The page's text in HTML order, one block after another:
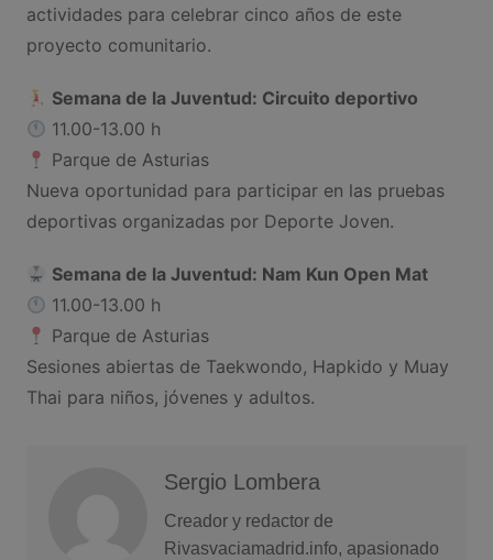
actividades para celebrar cinco años de este
proyecto comunitario.
Semana de la Juventud: Circuito deportivo
11.00-13.00 h
Parque de Asturias
Nueva oportunidad para participar en las pruebas
deportivas organizadas por Deporte Joven.
Semana de la Juventud: Nam Kun Open Mat
11.00-13.00 h
Parque de Asturias
Sesiones abiertas de Taekwondo, Hapkido y Muay
Thai para niños, jóvenes y adultos.
Sergio Lombera
Creador y redactor de
Rivasvaciamadrid.info, apasionado